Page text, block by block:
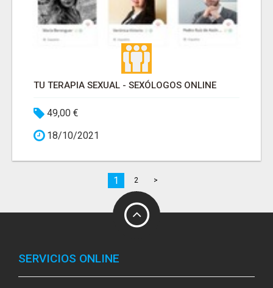
TU TERAPIA SEXUAL - SEXÓLOGOS ONLINE
49,00 €
18/10/2021
1 2 >
SERVICIOS ONLINE